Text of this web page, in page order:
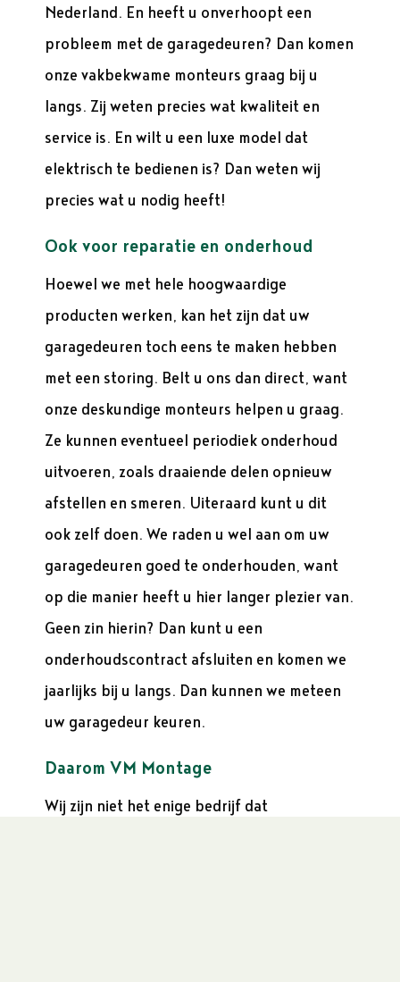
Nederland. En heeft u onverhoopt een
probleem met de garagedeuren? Dan komen
onze vakbekwame monteurs graag bij u
langs. Zij weten precies wat kwaliteit en
service is. En wilt u een luxe model dat
elektrisch te bedienen is? Dan weten wij
precies wat u nodig heeft!
Ook voor reparatie en onderhoud
Hoewel we met hele hoogwaardige
producten werken, kan het zijn dat uw
garagedeuren toch eens te maken hebben
met een storing. Belt u ons dan direct, want
onze deskundige monteurs helpen u graag.
Ze kunnen eventueel periodiek onderhoud
uitvoeren, zoals draaiende delen opnieuw
afstellen en smeren. Uiteraard kunt u dit
ook zelf doen. We raden u wel aan om uw
garagedeuren goed te onderhouden, want
op die manier heeft u hier langer plezier van.
Geen zin hierin? Dan kunt u een
onderhoudscontract afsluiten en komen we
jaarlijks bij u langs. Dan kunnen we meteen
uw garagedeur keuren.
Daarom VM Montage
Wij zijn niet het enige bedrijf dat